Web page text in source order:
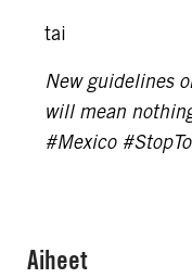
tai
New guidelines
will mean
#Mexico
Aiheet